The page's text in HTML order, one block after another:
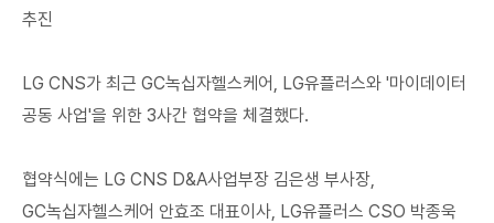
추진
LG CNS가 최근 GC녹십자헬스케어, LG유플러스와 '마이데이터
공동 사업'을 위한 3사간 협약을 체결했다.
협약식에는 LG CNS D&A사업부장 김은생 부사장,
GC녹십자헬스케어 안효조 대표이사, LG유플러스 CSO 박종욱